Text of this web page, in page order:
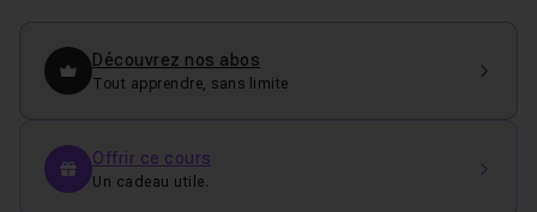
Découvrez nos abos
Tout apprendre, sans limite
Offrir ce cours
Un cadeau utile.